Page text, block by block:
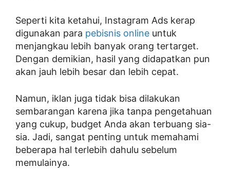
Seperti kita ketahui, Instagram Ads kerap
digunakan para pebisnis online untuk
menjangkau lebih banyak orang tertarget.
Dengan demikian, hasil yang didapatkan pun
akan jauh lebih besar dan lebih cepat.
Namun, iklan juga tidak bisa dilakukan
sembarangan karena jika tanpa pengetahuan
yang cukup, budget Anda akan terbuang sia-
sia. Jadi, sangat penting untuk memahami
beberapa hal terlebih dahulu sebelum
memulainya.